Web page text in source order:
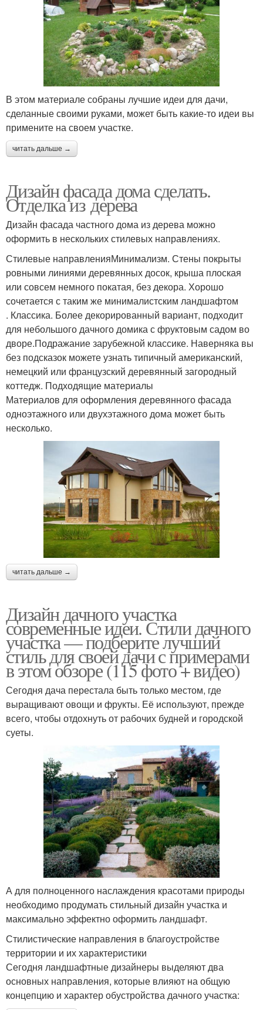
В этом материале собраны лучшие идеи для дачи,
сделанные своими руками, может быть какие-то идеи вы
примените на своем участке.
читать дальше →
Дизайн фасада дома сделать.
Отделка из дерева
Дизайн фасада частного дома из дерева можно
оформить в нескольких стилевых направлениях.
Стилевые направленияМинимализм. Стены покрыты
ровными линиями деревянных досок, крыша плоская
или совсем немного покатая, без декора. Хорошо
сочетается с таким же минималистским ландшафтом
. Классика. Более декорированный вариант, подходит
для небольшого дачного домика с фруктовым садом во
дворе.Подражание зарубежной классике. Наверняка вы
без подсказок можете узнать типичный американский,
немецкий или французский деревянный загородный
коттедж. Подходящие материалы
Материалов для оформления деревянного фасада
одноэтажного или двухэтажного дома может быть
несколько.
читать дальше →
Дизайн дачного участка
современные идеи. Стили дачного
участка — подберите лучший
стиль для своей дачи с примерами
в этом обзоре (115 фото + видео)
Сегодня дача перестала быть только местом, где
выращивают овощи и фрукты. Её используют, прежде
всего, чтобы отдохнуть от рабочих будней и городской
суеты.
А для полноценного наслаждения красотами природы
необходимо продумать стильный дизайн участка и
максимально эффектно оформить ландшафт.
Стилистические направления в благоустройстве
территории и их характеристики
Сегодня ландшафтные дизайнеры выделяют два
основных направления, которые влияют на общую
концепцию и характер обустройства дачного участка: